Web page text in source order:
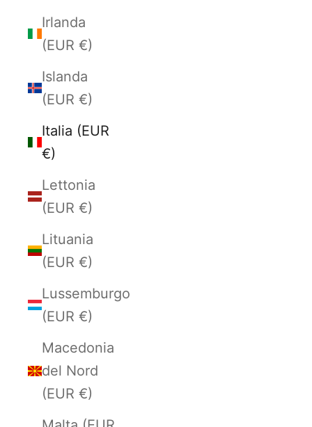
Irlanda
(EUR €)
Islanda
(EUR €)
Italia (EUR
€)
Lettonia
(EUR €)
Lituania
(EUR €)
Lussemburgo
(EUR €)
Macedonia
del Nord
(EUR €)